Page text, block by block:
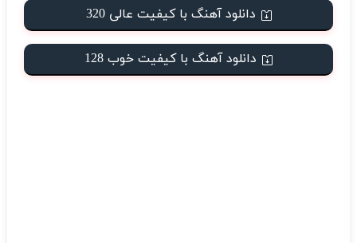
دانلود آهنگ با کیفیت عالی 320
دانلود آهنگ با کیفیت خوب 128